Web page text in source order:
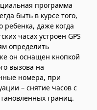
программа
быть в курсе того,
ребенка, даже когда
часах устроен GPS
определить
он оснащен кнопкой
вызова на
номера, при
– снятие часов с
границ.